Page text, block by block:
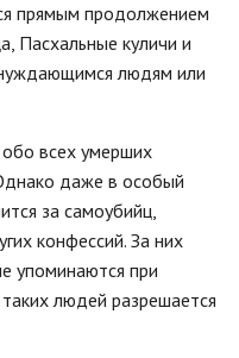
прямым продолжением
Пасхальные куличи и
людям или
всех умерших
даже в особый
за самоубийц,
конфессий. За них
упоминаются при
людей разрешается